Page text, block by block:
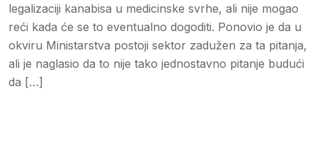
legalizaciji kanabisa u medicinske svrhe, ali nije mogao
reći kada će se to eventualno dogoditi. Ponovio je da u
okviru Ministarstva postoji sektor zadužen za ta pitanja,
ali je naglasio da to nije tako jednostavno pitanje budući
da […]